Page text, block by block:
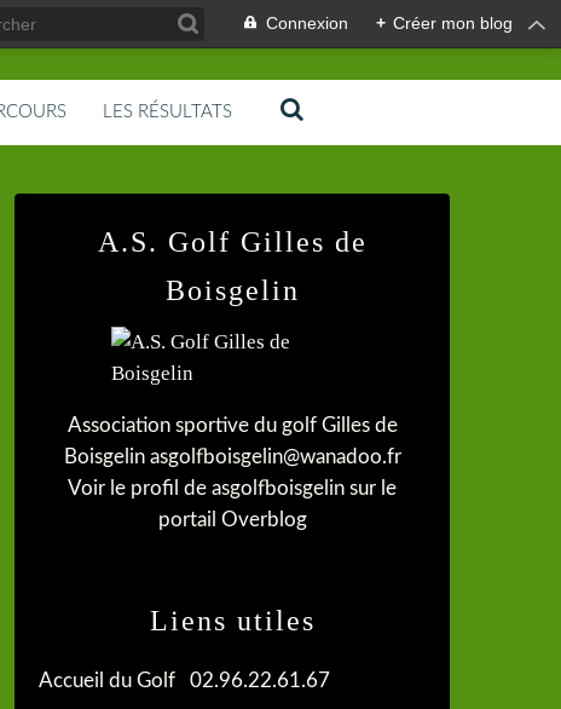
Connexion + Créer mon blog
LES RÉSULTATS
A.S. Golf Gilles de
Boisgelin
Association sportive du golf Gilles de
Boisgelin asgolfboisgelin@wanadoo.fr
Voir le profil de asgolfboisgelin sur le
portail Overblog
Liens utiles
Accueil du Golf 02.96.22.61.67